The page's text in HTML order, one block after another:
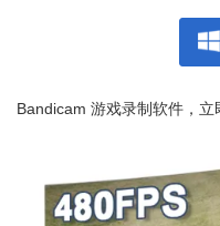
Bandicam 游戏录制软件，立